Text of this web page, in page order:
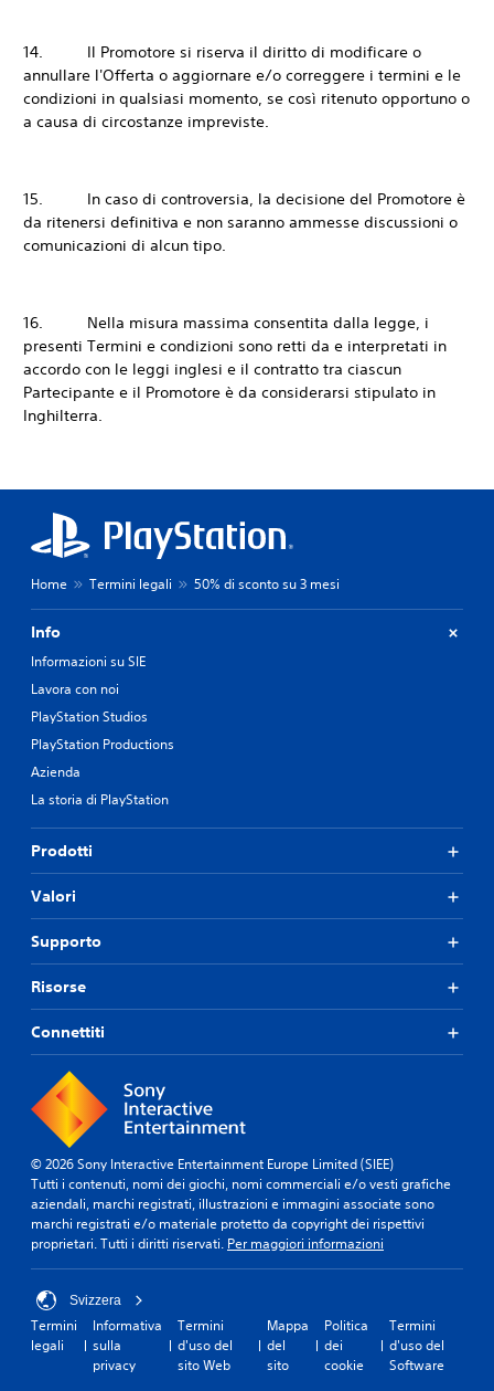
14. Il Promotore si riserva il diritto di modificare o
annullare l'Offerta o aggiornare e/o correggere i termini e le
condizioni in qualsiasi momento, se così ritenuto opportuno o
a causa di circostanze impreviste.
15. In caso di controversia, la decisione del Promotore è
da ritenersi definitiva e non saranno ammesse discussioni o
comunicazioni di alcun tipo.
16. Nella misura massima consentita dalla legge, i
presenti Termini e condizioni sono retti da e interpretati in
accordo con le leggi inglesi e il contratto tra ciascun
Partecipante e il Promotore è da considerarsi stipulato in
Inghilterra.
Home Termini legali 50% di sconto su 3 mesi
Info
Informazioni su SIE
Lavora con noi
PlayStation Studios
PlayStation Productions
Azienda
La storia di PlayStation
Prodotti
Valori
Supporto
Risorse
Connettiti
© 2026 Sony Interactive Entertainment Europe Limited (SIEE)
Tutti i contenuti, nomi dei giochi, nomi commerciali e/o vesti grafiche
aziendali, marchi registrati, illustrazioni e immagini associate sono
marchi registrati e/o materiale protetto da copyright dei rispettivi
proprietari. Tutti i diritti riservati. Per maggiori informazioni
Svizzera
Termini
legali
Informativa
sulla
privacy
Termini
d'uso del
sito Web
Mappa
del
sito
Politica
dei
cookie
Termini
d'uso del
Software